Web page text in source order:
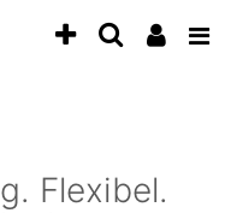
Flexibel.